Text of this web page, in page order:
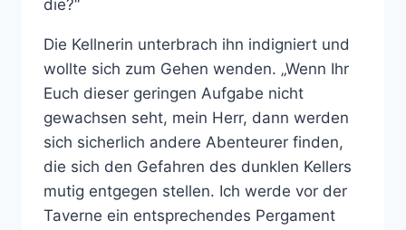
die?“
Die Kellnerin unterbrach ihn indigniert und
wollte sich zum Gehen wenden. „Wenn Ihr
Euch dieser geringen Aufgabe nicht
gewachsen seht, mein Herr, dann werden
sich sicherlich andere Abenteurer finden,
die sich den Gefahren des dunklen Kellers
mutig entgegen stellen. Ich werde vor der
Taverne ein entsprechendes Pergament